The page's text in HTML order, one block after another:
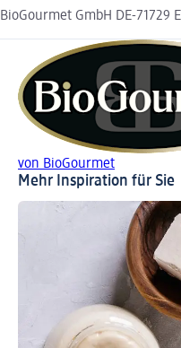
BioGourmet GmbH DE-71729
von BioGourmet
Mehr Inspiration für Sie